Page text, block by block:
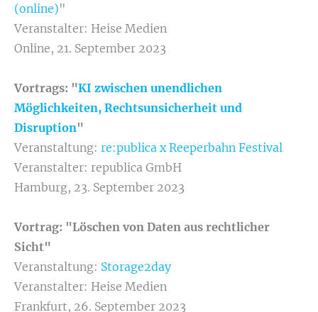
(online)"
Veranstalter: Heise Medien
Online, 21. September 2023
Vortrags: "KI zwischen unendlichen
Möglichkeiten, Rechtsunsicherheit und
Disruption"
Veranstaltung: re:publica x Reeperbahn Festival
Veranstalter: republica GmbH
Hamburg, 23. September 2023
Vortrag: "Löschen von Daten aus rechtlicher
Sicht"
Veranstaltung: Storage2day
Veranstalter: Heise Medien
Frankfurt, 26. September 2023